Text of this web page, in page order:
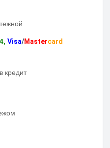
Visa/Mastercard
кредит